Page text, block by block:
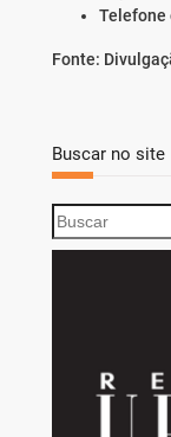
Telefone
Fonte:
Buscar no site
S
e